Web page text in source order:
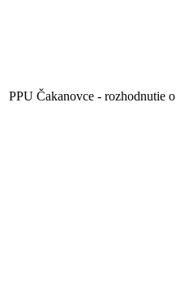
PPU Čakanovce - rozhodnutie